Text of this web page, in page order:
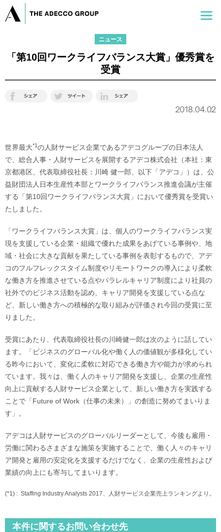
ニュース
「第10回ワークライフバランス大賞」優秀賞を
受賞
2018.04.02
世界最大*1の人財サービス企業であるアデコグループの日本法人
で、総合人事・人財サービスを展開するアデコ株式会社（本社：東
京都港区、代表取締役社長：川崎 健一郎、以下「アデコ」）は、公
益財団法人日本生産性本部とワークライフバランス推進会議が主催
する「第10回ワークライフバランス大賞」において優秀賞を受賞い
たしました。
「ワークライフバランス大賞」は、個人のワークライフバランス実
現を支援している企業・組織で優れた成果をあげている事例や、地
域・社会に大きな貢献を果たしている事例を表彰するもので、アデ
コのフルフレックスタイム制度やリモートワークの導入により柔軟
な働き方を推進させている点やパラレルキャリア制度により社員の
社外でのビジネス活動を認め、キャリア開発を支援している点な
ど、新しい働き方への積極的な取り組みが評価され今回の受賞に至
りました。
受賞にあたり、代表取締役社長の川崎健一郎は次のように話してい
ます。「ビジネスのグローバル化や働く人の価値観が多様化してい
る昨今において、変化に柔軟に対応できる働き方や能力が求められ
ています。我々は、働く人のキャリア開発を支援し、企業の生産性
向上に貢献する人財サービス企業として、新しい働き方を実践する
ことで「Future of Work（仕事の未来）」の創造に努めてまいりま
す」。
アデコは人財サービスのグローバルリーダーとして、今後も雇用・
労働に関わるさまざまな施策を実施することで、働く人々のキャリ
ア開発と雇用の安定化を支援するだけでなく、企業の生産性および
業績の向上にも寄与してまいります。
(*1) : Staffing Industry Analysts 2017、人財サービス企業売上ランキングより。
本件に関するお問い合わせ先